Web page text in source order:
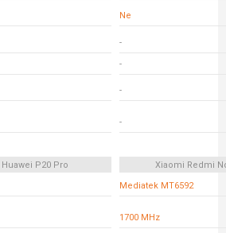
Ne
-
-
-
-
Huawei P20 Pro
Xiaomi Redmi
Mediatek MT6592
1700 MHz